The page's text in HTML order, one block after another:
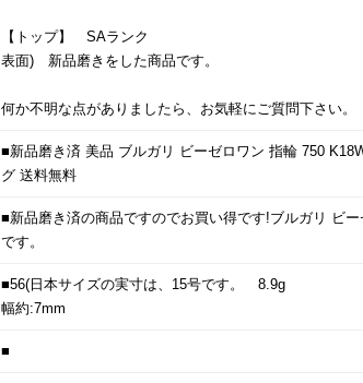
【トップ】 SAランク
表面) 新品磨きをした商品です。
何か不明な点がありましたら、お気軽にご質問下さい。
■新品磨き済 美品 ブルガリ ビーゼロワン 指輪 750
グ 送料無料
■新品磨き済の商品ですのでお買い得です!ブルガリ ビ
です。
■56(日本サイズの実寸は、15号です。 8.9g
幅約:7mm
■